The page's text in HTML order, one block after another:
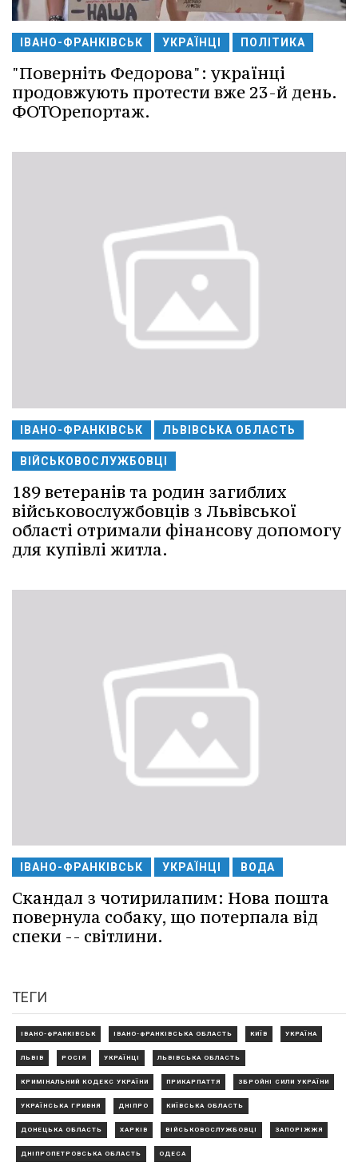
ІВАНО-ФРАНКІВСЬК УКРАЇНЦІ ПОЛІТИКА
"Поверніть Федорова": українці
продовжують протести вже 23-й день.
ФОТОрепортаж.
ІВАНО-ФРАНКІВСЬК ЛЬВІВСЬКА ОБЛАСТЬ
ВІЙСЬКОВОСЛУЖБОВЦІ
189 ветеранів та родин загиблих
військовослужбовців з Львівської
області отримали фінансову допомогу
для купівлі житла.
ІВАНО-ФРАНКІВСЬК УКРАЇНЦІ ВОДА
Скандал з чотирилапим: Нова пошта
повернула собаку, що потерпала від
спеки -- світлини.
ТЕГИ
ІВАНО-ФРАНКІВСЬК ІВАНО-ФРАНКІВСЬКА ОБЛАСТЬ КИЇВ УКРАЇНА
ЛЬВІВ РОСІЯ УКРАЇНЦІ ЛЬВІВСЬКА ОБЛАСТЬ
КРИМІНАЛЬНИЙ КОДЕКС УКРАЇНИ ПРИКАРПАТТЯ ЗБРОЙНІ СИЛИ УКРАЇНИ
УКРАЇНСЬКА ГРИВНЯ ДНІПРО КИЇВСЬКА ОБЛАСТЬ
ДОНЕЦЬКА ОБЛАСТЬ ХАРКІВ ВІЙСЬКОВОСЛУЖБОВЦІ ЗАПОРІЖЖЯ
ДНІПРОПЕТРОВСЬКА ОБЛАСТЬ ОДЕСА